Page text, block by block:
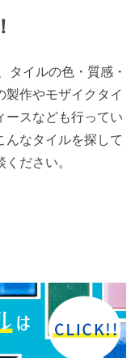
タイルの色・質感・
製作やモザイクタイ
ースなども行ってい
んなタイルを探して
ださい。